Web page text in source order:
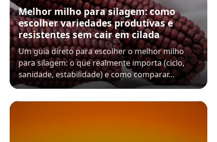
Melhor milho para silagem: como
escolher variedades produtivas e
resistentes sem cair em cilada
Um guia direto para escolher o melhor milho
para silagem: o que realmente importa (ciclo,
sanidade, estabilidade) e como comparar…